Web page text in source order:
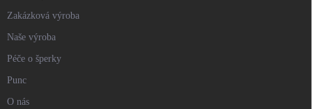
Zakázková výroba
Naše výroba
Péče o šperky
Punc
O nás